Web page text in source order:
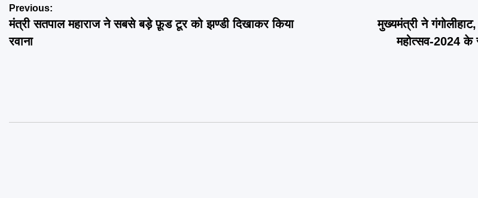
Post
navigation
Previous:
मंत्री सतपाल महाराज ने सबसे बड़े फ़ूड टूर को झण्डी दिखाकर किया
रवाना
मुख्यमंत्री ने
महोत्सव-2024 के